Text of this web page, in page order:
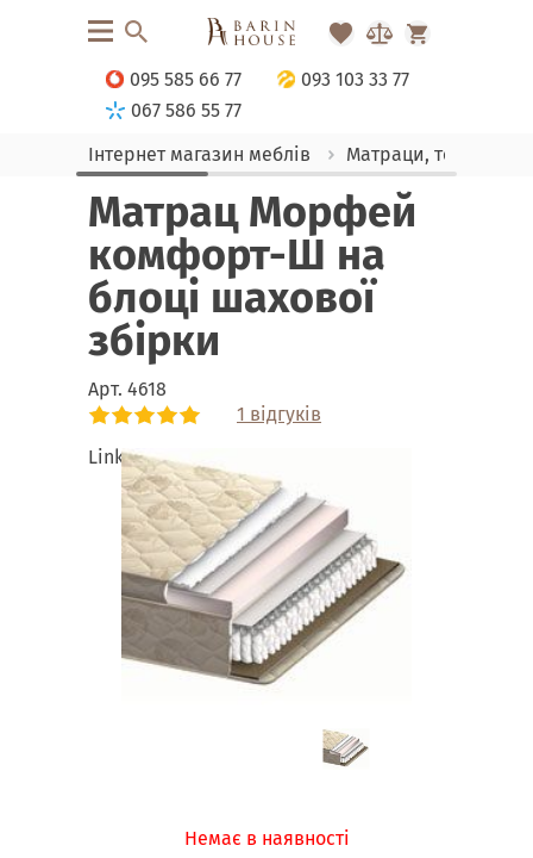
095 585 66 77
093 103 33 77
067 586 55 77
Інтернет магазин меблів
Матраци, текстиль
Матрац Морфей
комфорт-Ш на
блоці шахової
збірки
Арт. 4618
1 відгуків
Link
Немає в наявності